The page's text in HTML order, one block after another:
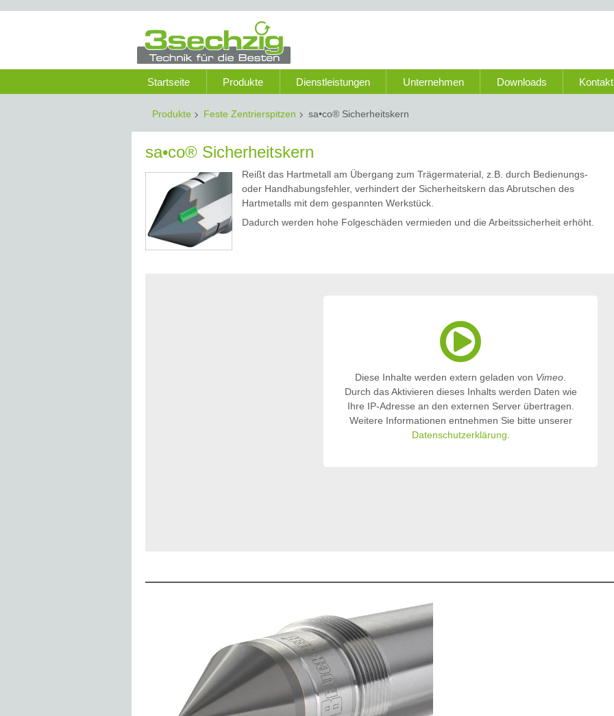
Startseite Produkte Dienstleistungen Unternehmen Downloads Kontakt
Produkte Feste Zentrierspitzen sa•co® Sicherheitskern
sa•co® Sicherheitskern
Reißt das Hartmetall am Übergang zum Trägermaterial, z.B. durch Bedienungs-
oder Handhabungsfehler, verhindert der Sicherheitskern das Abrutschen des
Hartmetalls mit dem gespannten Werkstück.
Dadurch werden hohe Folgeschäden vermieden und die Arbeitssicherheit erhöht.
Diese Inhalte werden extern geladen von Vimeo.
Durch das Aktivieren dieses Inhalts werden Daten wie
Ihre IP-Adresse an den externen Server übertragen.
Weitere Informationen entnehmen Sie bitte unserer
Datenschutzerklärung.